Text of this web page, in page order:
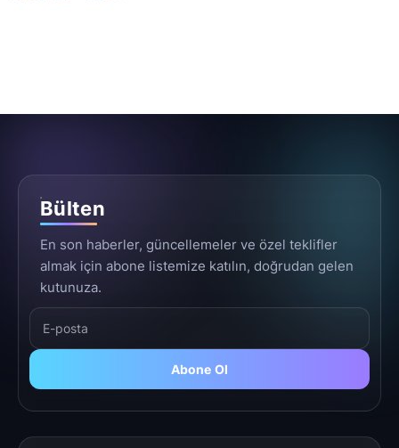
Bülten
En son haberler, güncellemeler ve özel teklifler
almak için abone listemize katılın, doğrudan gelen
kutunuza.
Abone Ol